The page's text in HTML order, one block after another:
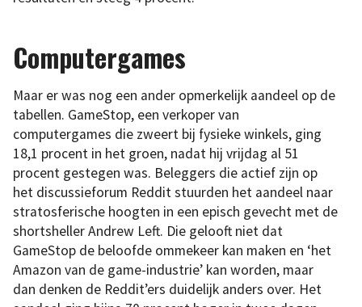
Computergames
Maar er was nog een ander opmerkelijk aandeel op de
tabellen. GameStop, een verkoper van
computergames die zweert bij fysieke winkels, ging
18,1 procent in het groen, nadat hij vrijdag al 51
procent gestegen was. Beleggers die actief zijn op
het discussieforum Reddit stuurden het aandeel naar
stratosferische hoogten in een episch gevecht met de
shortsheller Andrew Left. Die gelooft niet dat
GameStop de beloofde ommekeer kan maken en ‘het
Amazon van de game-industrie’ kan worden, maar
dan denken de Reddit’ers duidelijk anders over. Het